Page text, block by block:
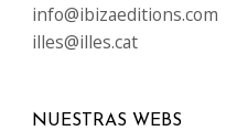
info@ibizaeditions.com
illes@illes.cat
NUESTRAS WEBS